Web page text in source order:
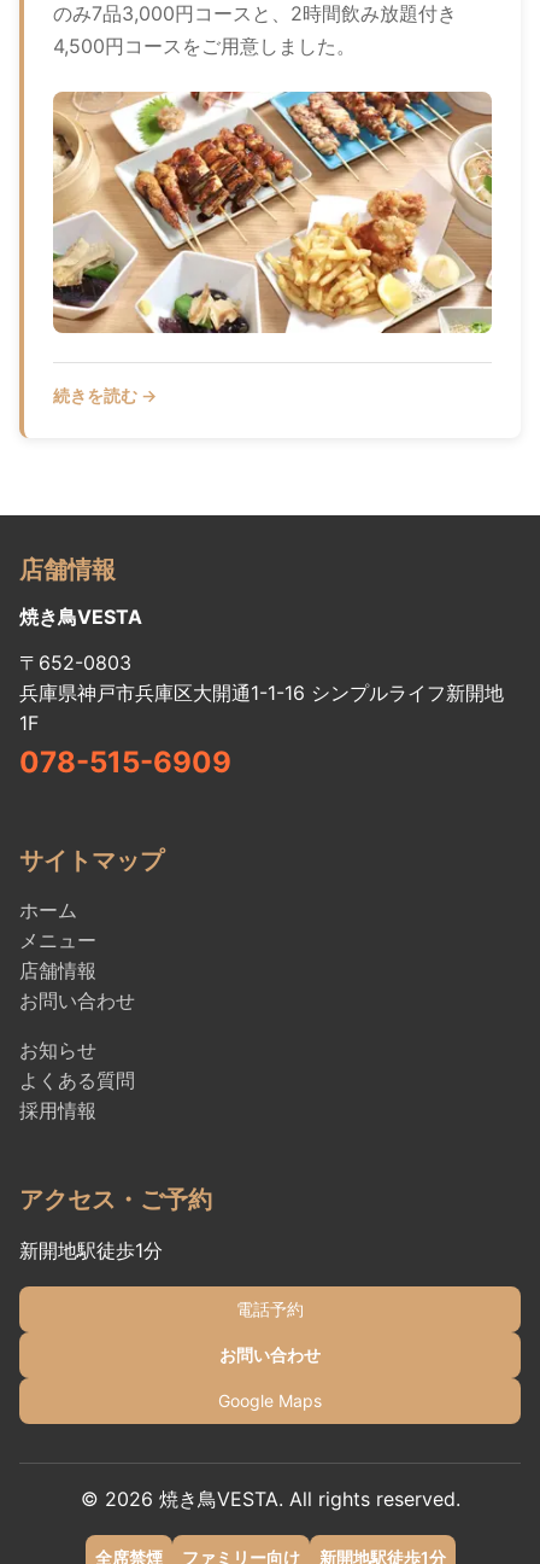
のみ7品3,000円コースと、2時間飲み放題付き
4,500円コースをご用意しました。
続きを読む →
店舗情報
焼き鳥VESTA
〒652-0803
兵庫県神戸市兵庫区大開通1-1-16 シンプルライフ新開地
1F
078-515-6909
サイトマップ
ホーム
メニュー
店舗情報
お問い合わせ
お知らせ
よくある質問
採用情報
アクセス・ご予約
新開地駅徒歩1分
電話予約
お問い合わせ
Google Maps
© 2026 焼き鳥VESTA. All rights reserved.
全席禁煙 ファミリー向け 新開地駅徒歩1分